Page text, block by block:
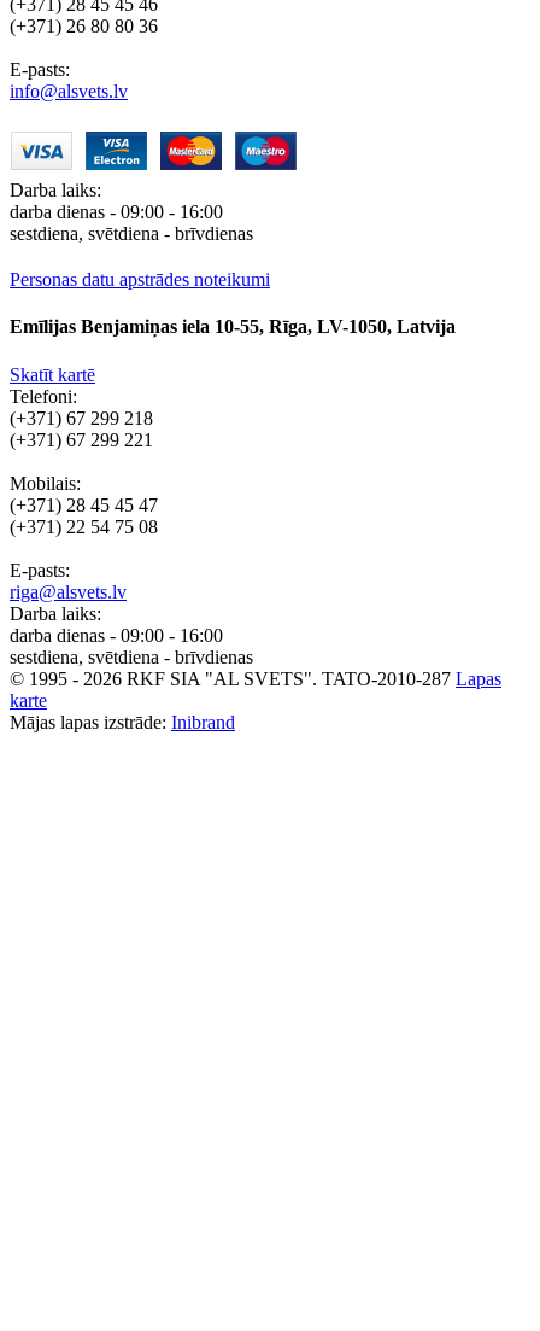
(+371) 28 45 45 46
(+371) 26 80 80 36
E-pasts:
info@alsvets.lv
Darba laiks:
darba dienas - 09:00 - 16:00
sestdiena, svētdiena - brīvdienas
Personas datu apstrādes noteikumi
Emīlijas Benjamiņas iela 10-55, Rīga, LV-1050, Latvija
Skatīt kartē
Telefoni:
(+371) 67 299 218
(+371) 67 299 221
Mobilais:
(+371) 28 45 45 47
(+371) 22 54 75 08
E-pasts:
riga@alsvets.lv
Darba laiks:
darba dienas - 09:00 - 16:00
sestdiena, svētdiena - brīvdienas
© 1995 - 2026 RKF SIA "AL SVETS". TATO-2010-287 Lapas
karte
Mājas lapas izstrāde: Inibrand